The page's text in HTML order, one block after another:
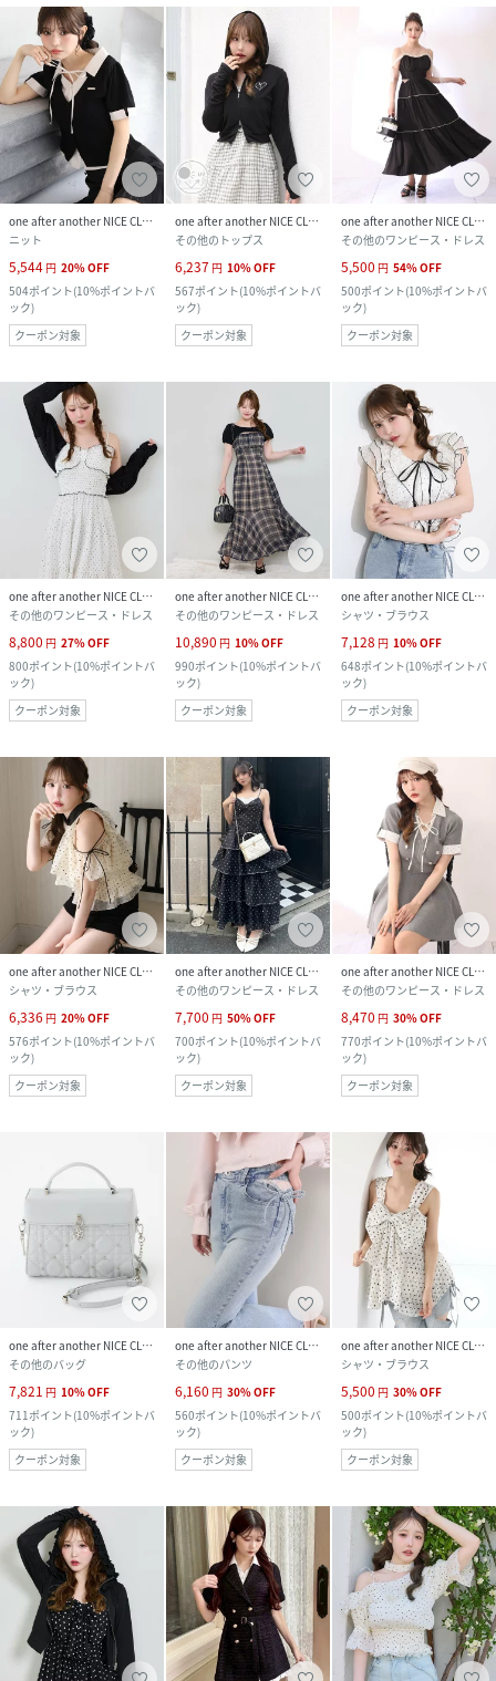
one after another NICE CLAUP
ニット
5,544 円 20%OFF
504ポイント(10%ポイントバ
ック)
クーポン対象
one after another NICE CLAUP
その他のトップス
6,237 円 10%OFF
567ポイント(10%ポイントバ
ック)
クーポン対象
one after another NICE CLAUP
その他のワンピース・ドレス
5,500 円 54%OFF
500ポイント(10%ポイントバ
ック)
クーポン対象
one after another NICE CLAUP
その他のワンピース・ドレス
8,800 円 27%OFF
800ポイント(10%ポイントバ
ック)
クーポン対象
one after another NICE CLAUP
その他のワンピース・ドレス
10,890 円 10%OFF
990ポイント(10%ポイントバ
ック)
クーポン対象
one after another NICE CLAUP
シャツ・ブラウス
7,128 円 10%OFF
648ポイント(10%ポイントバ
ック)
クーポン対象
one after another NICE CLAUP
シャツ・ブラウス
6,336 円 20%OFF
576ポイント(10%ポイントバ
ック)
クーポン対象
one after another NICE CLAUP
その他のワンピース・ドレス
7,700 円 50%OFF
700ポイント(10%ポイントバ
ック)
クーポン対象
one after another NICE CLAUP
その他のワンピース・ドレス
8,470 円 30%OFF
770ポイント(10%ポイントバ
ック)
クーポン対象
one after another NICE CLAUP
その他のバッグ
7,821 円 10%OFF
711ポイント(10%ポイントバ
ック)
クーポン対象
one after another NICE CLAUP
その他のパンツ
6,160 円 30%OFF
560ポイント(10%ポイントバ
ック)
クーポン対象
one after another NICE CLAUP
シャツ・ブラウス
5,500 円 30%OFF
500ポイント(10%ポイントバ
ック)
クーポン対象